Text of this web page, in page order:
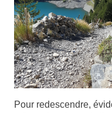
Pour redescendre,